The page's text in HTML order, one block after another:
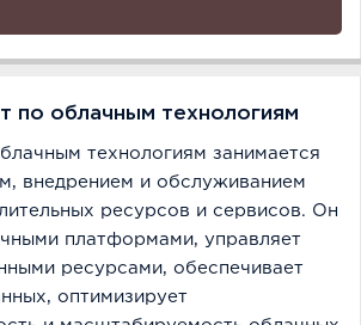
по облачным технологиям
технологиям занимается
внедрением и обслуживанием
ресурсов и сервисов. Он
платформами, управляет
ресурсами, обеспечивает
оптимизирует